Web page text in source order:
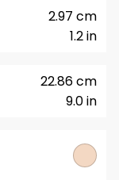
1.2 in
2.97 cm
9.0 in
22.86 cm